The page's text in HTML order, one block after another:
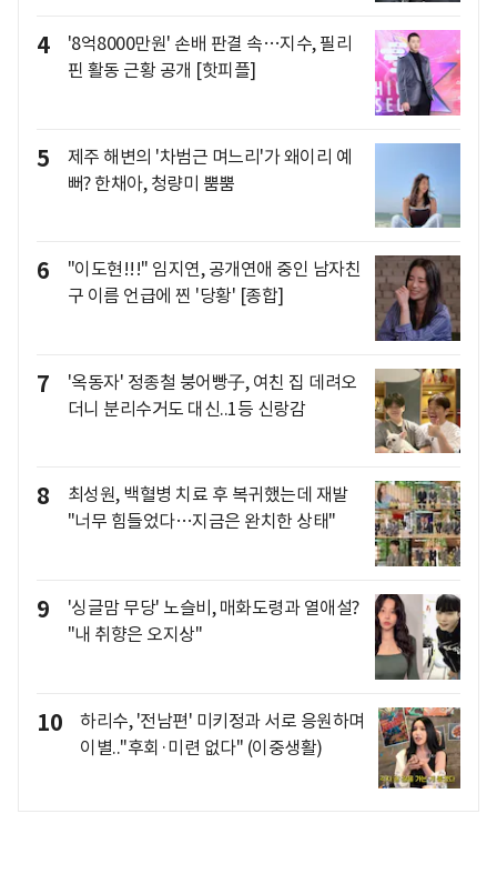
4
'8억8000만원' 손배 판결 속…지수, 필리
핀 활동 근황 공개 [핫피플]
5
제주 해변의 '차범근 며느리'가 왜이리 예
뻐? 한채아, 청량미 뿜뿜
6
"이도현!!!" 임지연, 공개연애 중인 남자친
구 이름 언급에 찐 '당황' [종합]
7
'옥동자' 정종철 붕어빵子, 여친 집 데려오
더니 분리수거도 대신..1등 신랑감
8
최성원, 백혈병 치료 후 복귀했는데 재발
"너무 힘들었다…지금은 완치한 상태"
9
'싱글맘 무당' 노슬비, 매화도령과 열애설?
"내 취향은 오지상"
10
하리수, '전남편' 미키정과 서로 응원하며
이별.."후회·미련 없다" (이중생활)